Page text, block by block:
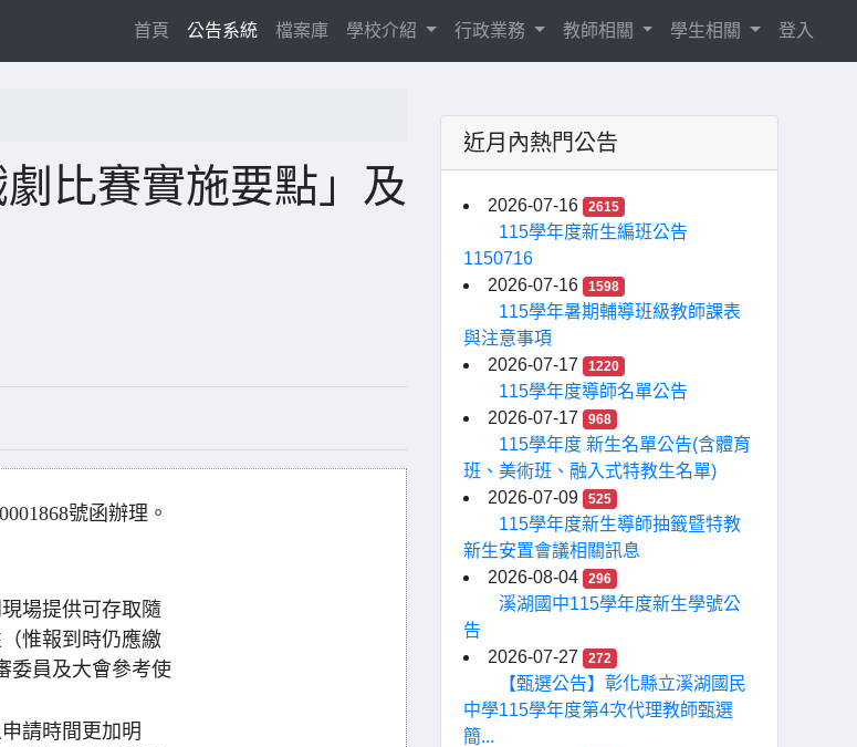
首頁 (current)
公告系統 檔案庫 學校介紹 行政業務 教師相關 學生相關 登入
比賽實施要點」及
號函辦理。
場提供可存取隨
惟報到時仍應繳
委員及大會參考使
請時間更加明
近月內熱門公告
2026-07-16 2615
115學年度新生編班公告
1150716
2026-07-16
1598
115學年暑期輔導班級教師課表
與注意事項
2026-07-17
1220
115學年度導師名單公告
2026-07-17
968
115學年度 新生名單公告(含體育
班、美術班、融入式特教生名單)
2026-07-09
525
115學年度新生導師抽籤暨特教
新生安置會議相關訊息
2026-08-04
296
溪湖國中115學年度新生學號公
告
2026-07-27
272
【甄選公告】彰化縣立溪湖國民
中學115學年度第4次代理教師甄選
簡...